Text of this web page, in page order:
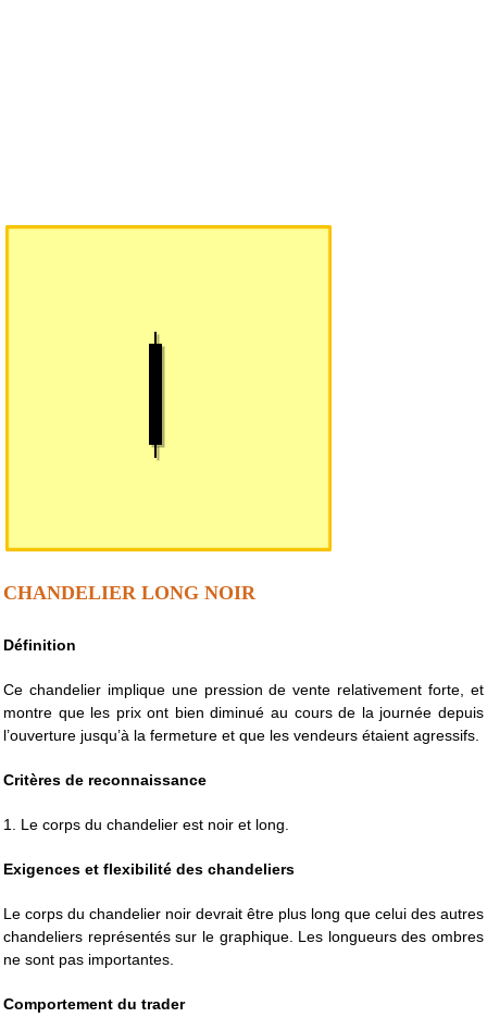
CHANDELIER LONG NOIR
Définition
Ce chandelier implique une pression de vente relativement forte, et
montre que les prix ont bien diminué au cours de la journée depuis
l’ouverture jusqu’à la fermeture et que les vendeurs étaient agressifs.
Critères de reconnaissance
1. Le corps du chandelier est noir et long.
Exigences et flexibilité des chandeliers
Le corps du chandelier noir devrait être plus long que celui des autres
chandeliers représentés sur le graphique. Les longueurs des ombres
ne sont pas importantes.
Comportement du trader